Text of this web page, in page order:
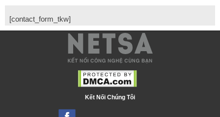
[contact_form_tkw]
Kết Nối Chúng Tôi